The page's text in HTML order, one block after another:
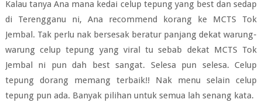
Kalau tanya Ana mana kedai celup tepung yang best dan sedap
di Terengganu ni, Ana recommend korang ke MCTS Tok
Jembal. Tak perlu nak bersesak beratur panjang dekat warung-
warung celup tepung yang viral tu sebab dekat MCTS Tok
Jembal ni pun dah best sangat. Selesa pun selesa. Celup
tepung dorang memang terbaik!! Nak menu selain celup
tepung pun ada. Banyak pilihan untuk semua lah senang kata.